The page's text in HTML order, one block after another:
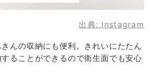
出典: Instagram
んの収納にも便利。きれいにたたん
ることができるので衛生面でも安心